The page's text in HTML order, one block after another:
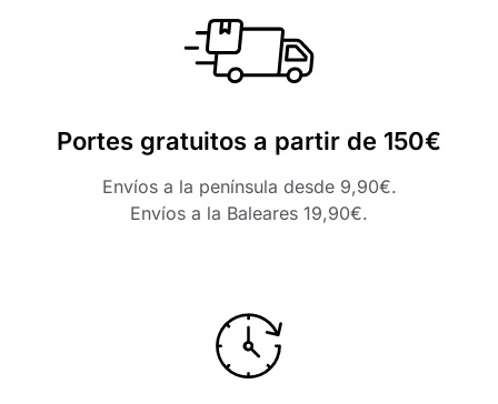
Portes gratuitos a partir de 150€
Envíos a la península desde 9,90€.
Envíos a la Baleares 19,90€.